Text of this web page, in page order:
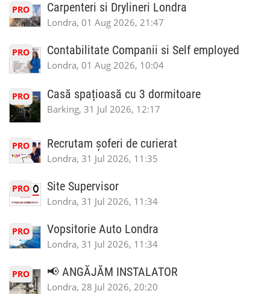
PRO Carpenteri si Drylineri Londra
Londra, 01 Aug 2026, 21:47
PRO Contabilitate Companii si Self employed
Londra, 01 Aug 2026, 10:04
PRO Casă spațioasă cu 3 dormitoare
Barking, 31 Jul 2026, 12:17
PRO Recrutam șoferi de curierat
Londra, 31 Jul 2026, 11:35
PRO Site Supervisor
Londra, 31 Jul 2026, 11:34
PRO Vopsitorie Auto Londra
Londra, 31 Jul 2026, 11:34
PRO 📢 ANGĂJĂM INSTALATOR
Londra, 28 Jul 2026, 20:20